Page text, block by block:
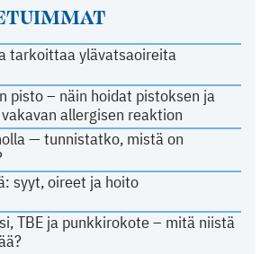
tarkoittaa ylävatsaoireita
pisto – näin hoidat pistoksen ja
allergisen reaktion
— tunnistatko, mistä on
syyt, oireet ja hoito
TBE ja punkkirokote – mitä niistä